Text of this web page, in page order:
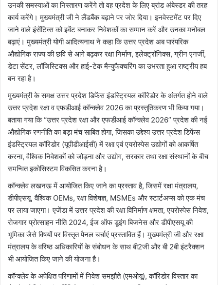
उनकी समस्याओं का निस्तारण करेंगे तो वह प्रदेश के लिए ब्रांड अंबेस्डर की तरह
कार्य करेंगे। मुख्यमंत्री जी ने लैंडबैंक बढ़ाने पर जोर दिया। इनवेस्टमेंट पर दिए
जाने वाले इंसेंटिव्स को इवेंट बनाकर निवेशकों का सम्मान करें और उनका मनोबल
बढ़ाएं। मुख्यमंत्री योगी आदित्यनाथ ने कहा कि उत्तर प्रदेश अब पारंपरिक
औद्योगिक राज्य की छवि से आगे बढ़कर रक्षा निर्माण, इलेक्ट्रॉनिक्स, ग्रीन एनर्जी,
डेटा सेंटर, लॉजिस्टिक्स और हाई-टेक मैन्युफैक्चरिंग का उभरता हुआ राष्ट्रीय हब
बन रहा है।
मुख्यमंत्री के समक्ष उत्तर प्रदेश डिफेंस इंडस्ट्रियल कॉरिडोर के अंतर्गत होने वाले
उत्तर प्रदेश रक्षा व एफडीआई कॉन्क्लेव 2026 का प्रस्तुतिकरण भी किया गया।
बताया गया कि “उत्तर प्रदेश रक्षा और एफडीआई कॉन्क्लेव 2026” प्रदेश की नई
औद्योगिक रणनीति का बड़ा मंच साबित होगा, जिसका उद्देश्य उत्तर प्रदेश डिफेंस
इंडस्ट्रियल कॉरिडोर (यूपीडीआईसी) में रक्षा एवं एयरोस्पेस उद्योगों को आकर्षित
करना, वैश्विक निवेशकों को जोड़ना और उद्योग, सरकार तथा रक्षा संस्थानों के बीच
समन्वित इकोसिस्टम विकसित करना है।
कॉन्क्लेव लखनऊ में आयोजित किए जाने का प्रस्ताव है, जिसमें रक्षा मंत्रालय,
डीपीएसयू, वैश्विक OEMs, रक्षा विशेषज्ञ, MSMEs और स्टार्टअप्स को एक मंच
पर लाया जाएगा। एजेंडा में उत्तर प्रदेश की रक्षा विनिर्माण क्षमता, एयरोस्पेस निवेश,
रोजगार प्रोत्साहन नीति 2024, ईज ऑफ डूइंग बिजनेस और डीपीएसयू की
भूमिका जैसे विषयों पर विस्तृत पैनल चर्चाएं प्रस्तावित हैं। मुख्यमंत्री जी और रक्षा
मंत्रालय के वरिष्ठ अधिकारियों के संबोधन के साथ बी2जी और बी 2बी इंटरैक्शन
भी आयोजित किए जाने की योजना है।
कॉन्क्लेव के अपेक्षित परिणामों में निवेश समझौते (एमओयू), कॉरिडोर विस्तार का